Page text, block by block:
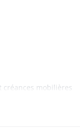
créances mobilières